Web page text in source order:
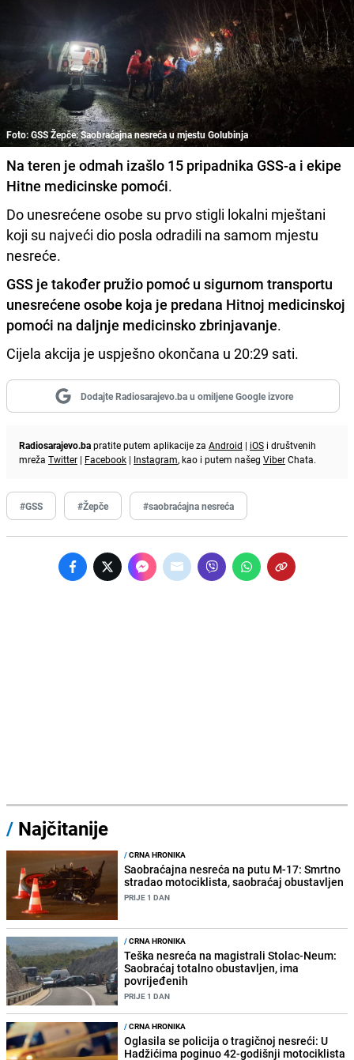
Foto: GSS Žepče: Saobraćajna nesreća u mjestu Golubinja
Na teren je odmah izašlo 15 pripadnika GSS-a i ekipe
Hitne medicinske pomoći.
Do unesrećene osobe su prvo stigli lokalni mještani
koji su najveći dio posla odradili na samom mjestu
nesreće.
GSS je također pružio pomoć u sigurnom transportu
unesrećene osobe koja je predana Hitnoj medicinskoj
pomoći na daljnje medicinsko zbrinjavanje.
Cijela akcija je uspješno okončana u 20:29 sati.
Dodajte Radiosarajevo.ba u omiljene Google izvore
Radiosarajevo.bapratite putem aplikacije za Android | iOS i društvenih
mreža Twitter | Facebook | Instagram, kao i putem našeg ViberChata.
#GSS #Žepče #saobraćajna nesreća
/ Najčitanije
/CRNA HRONIKA
Saobraćajna nesreća na putu M-17: Smrtno
stradao motociklista, saobraćaj obustavljen
PRIJE 1 DAN
/CRNA HRONIKA
Teška nesreća na magistrali Stolac-Neum:
Saobraćaj totalno obustavljen, ima
povrijeđenih
PRIJE 1 DAN
/CRNA HRONIKA
Oglasila se policija o tragičnoj nesreći: U
Hadžićima poginuo 42-godišnji motociklista